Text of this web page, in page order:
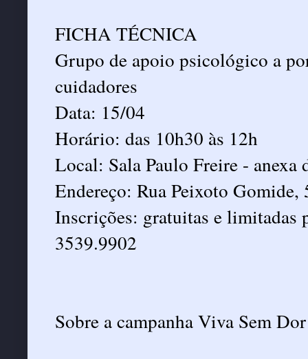
FICHA TÉCNICA
Grupo de apoio psicológico a
cuidadores
Data: 15/04
Horário: das 10h30 às 12h
Local: Sala Paulo Freire -
Endereço: Rua Peixoto Gomide,
Inscrições: gratuitas e limitadas
3539.9902
Sobre a campanha Viva Sem Dor